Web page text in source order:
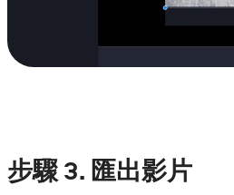
步驟3. 匯出影片